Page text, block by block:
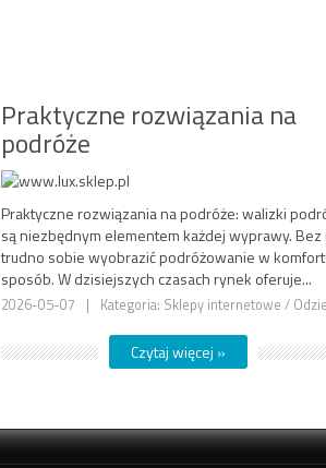
Praktyczne rozwiązania na
podróże
Praktyczne rozwiązania na podróże: walizki
są niezbędnym elementem każdej wyprawy. Bez
trudno sobie wyobrazić podróżowanie w
sposób. W dzisiejszych czasach rynek oferuje...
2026-05-07 | Kategoria: Sklepy internetowe /
Czytaj więcej »